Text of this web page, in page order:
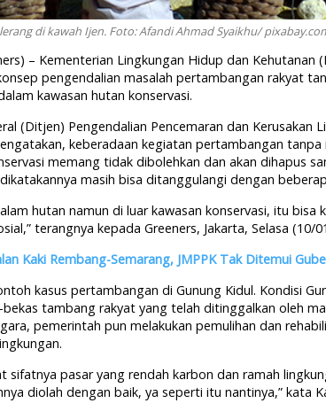
di kawah Ijen. Foto: Afandi Ahmad Syaikhu/
– Kementerian Lingkungan Hidup dan Kehutanan
pengendalian masalah pertambangan rakyat
kawasan hutan konservasi.
(Ditjen) Pengendalian Pencemaran dan Kerusakan
keberadaan kegiatan pertambangan tanpa
memang tidak dibolehkan dan akan dihapus
masih bisa ditanggulangi dengan
hutan namun di luar kawasan konservasi, itu bisa
terangnya kepada Greeners, Jakarta, Selasa (10/
Kaki Rembang-Semarang, JMPPK Tak Ditemui
kasus pertambangan di Gunung Kidul. Kondisi
bekas tambang rakyat yang telah ditinggalkan oleh
pemerintah pun melakukan pemulihan dan
sifatnya pasar yang rendah karbon dan ramah
diolah dengan baik, ya seperti itu nantinya,” kata